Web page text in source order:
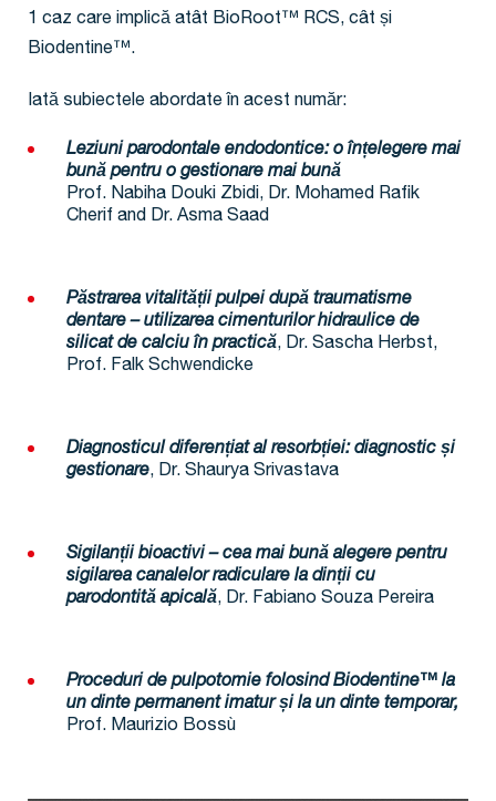
1 caz care implică atât BioRoot™ RCS, cât și
Biodentine™.
Iată subiectele abordate în acest număr:
Leziuni parodontale endodontice: o înțelegere mai
bună pentru o gestionare mai bună
Prof. Nabiha Douki Zbidi, Dr. Mohamed Rafik
Cherif and Dr. Asma Saad
Păstrarea vitalității pulpei după traumatisme
dentare – utilizarea cimenturilor hidraulice de
silicat de calciu în practică, Dr. Sascha Herbst,
Prof. Falk Schwendicke
Diagnosticul diferențiat al resorbției: diagnostic și
gestionare, Dr. Shaurya Srivastava
Sigilanții bioactivi – cea mai bună alegere pentru
sigilarea canalelor radiculare la dinții cu
parodontită apicală, Dr. Fabiano Souza Pereira
Proceduri de pulpotomie folosind Biodentine™ la
un dinte permanent imatur și la un dinte temporar,
Prof. Maurizio Bossù